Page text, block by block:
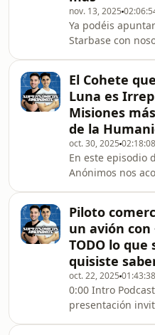
nov. 13, 2025
Ya podéis
Starbase con
reservar tu
rellenar donde
más
datos. Te
para hablar
El Cohete
Luna es
Misiones
de la
oct. 30, 2025 02:18:08
En este episodio
Anónimos nos
cómo fueron
que llevaron al
Hablamos de los
detrás del Apollo
funcionaban sus
navegación, de
asumieron los
anécdotas
Piloto
un avión con
TODO lo que
quisiste
oct. 22, 2025 01:43:38
0:00 Intro
presentación